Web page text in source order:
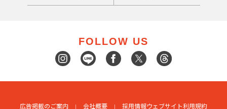
FOLLOW US
広告掲載のご案内 会社概要 採用情報ウェブサイト利用規約